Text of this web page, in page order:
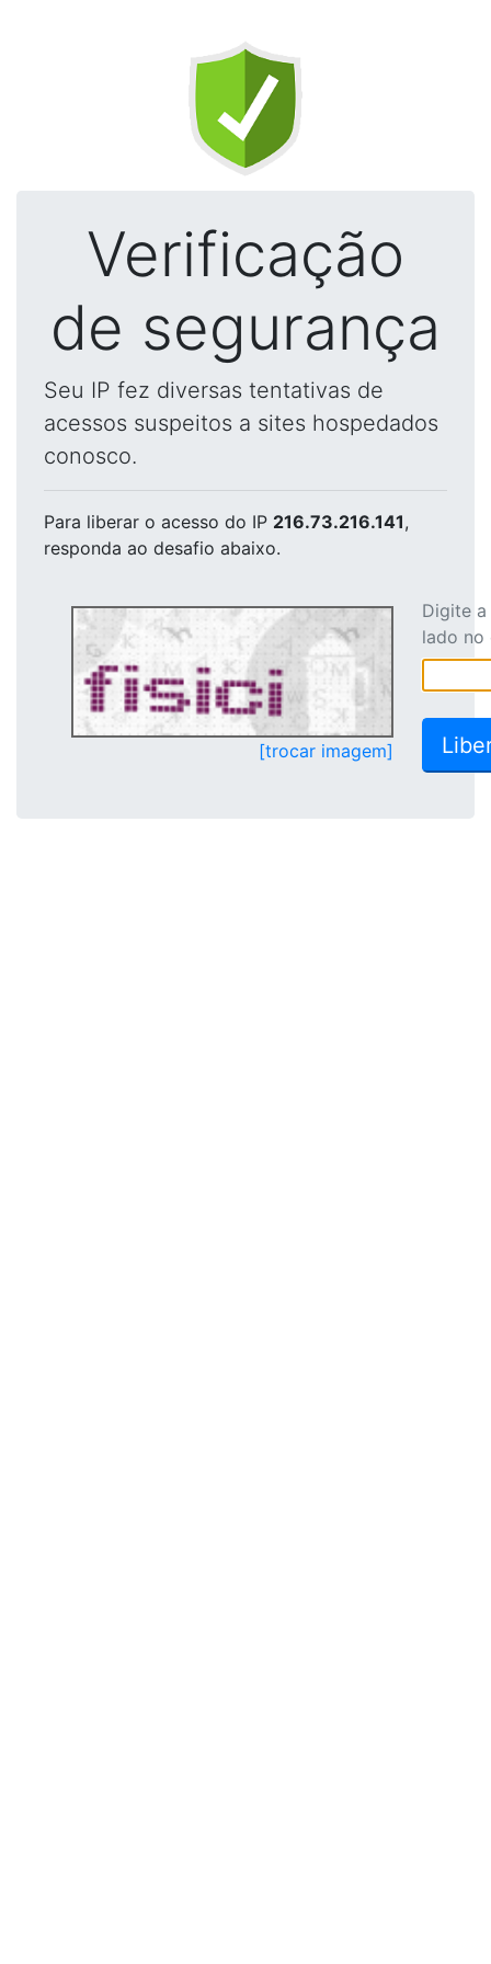
Verificação
de segurança
Seu IP fez diversas tentativas de
acessos suspeitos a sites hospedados
conosco.
Para liberar o acesso do IP 216.73.216.141,
responda ao desafio abaixo.
[trocar imagem]
Digite
lado no